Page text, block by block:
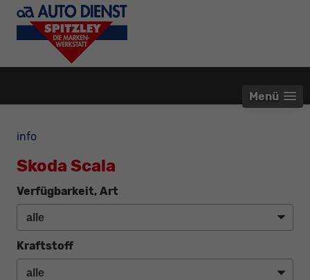
Menü
info
Skoda Scala
Verfügbarkeit, Art
Kraftstoff